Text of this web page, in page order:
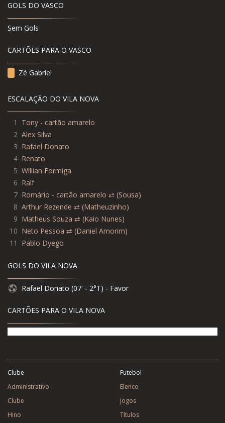
GOLS DO VASCO
Sem Gols
CARTÕES PARA O VASCO
Zé Gabriel
ESCALAÇÃO DO VILA NOVA
1
Tony - cartão amarelo
2 Alex Silva
3 Rafael Donato
4 Renato
5 Willian Formiga
6 Ralf
7 Romário - cartão amarelo ⇄ (Sousa)
8 Arthur Rezende ⇄ (Matheuzinho)
9 Matheus Souza ⇄ (Kaio Nunes)
10 Neto Pessoa ⇄ (Daniel Amorim)
11
Pablo Dyego
GOLS DO VILA NOVA
Rafael Donato (07' - 2°T) - Favor
CARTÕES PARA O VILA NOVA
Clube
Administrativo
Clube
Hino
Futebol
Elenco
Jogos
Títulos